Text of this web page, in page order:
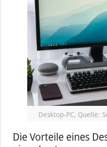
Desktop-PC, Quelle:
Die Vorteile eines